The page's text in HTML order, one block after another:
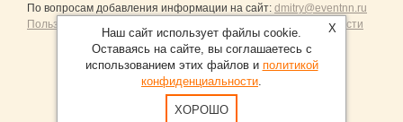
По вопросам добавления информации на сайт: dmitry@eventnn.ru
Пользовательское Соглашение и политика конфиденциальности
Продвижение сайтов Санкт-Петербург
X
Наш сайт использует файлы cookie.
Оставаясь на сайте, вы соглашаетесь с
использованием этих файлов и политикой
конфиденциальности.
ХОРОШО